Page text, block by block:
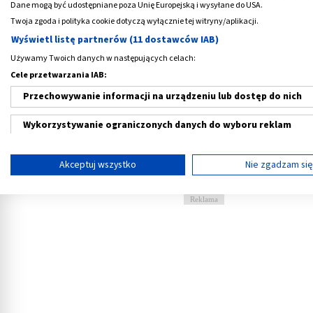
ona w jamie brzusznej, dalej rozpościera
talerze kości biodrowych docierając aż do
łonowego. Kość kulszowa znajduje się w
kolokwialnie, to miejsce na którym człowiek
Kulszowa kośćskłada się z dwóch części:
wkomponowany jest kolec kulszowy, który
od ulokowanego niżej wcięcia kulszowego
jednocześnie jej gałąź, która u swojego
bardziej wypłaszczona. Trzon i gałąź
prostym. W tym miejscu wyróżnia się
Reklama
Dane mogą być udostępniane poza Unię Europejską i wysyłane do USA.
Twoja zgoda i polityka cookie dotyczą wyłącznie tej witryny/aplikacji.
Wyświetl listę partnerów (11 dostawców IAB)
Używamy Twoich danych w następujących celach:
Cele przetwarzania IAB:
Przechowywanie informacji na urządzeniu lub dostęp do nich
Wykorzystywanie ograniczonych danych do wyboru reklam
Tworzenie profili w celu spersonalizowanych reklam
Akceptuj wszystko Nie zgadzam się